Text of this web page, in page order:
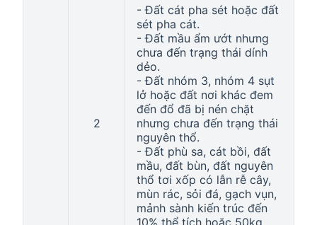
2
- Đất cát pha sét hoặc đất
sét pha cát.
- Đất mầu ẩm ướt nhưng
chưa đến trạng thái dính
dẻo.
- Đất nhóm 3, nhóm 4 sụt
lở hoặc đất nơi khác đem
đến đổ đã bị nén chặt
nhưng chưa đến trạng thái
nguyên thổ.
- Đất phù sa, cát bồi, đất
mầu, đất bùn, đất nguyên
thổ tơi xốp có lẫn rễ cây,
mùn rác, sỏi đá, gạch vụn,
mảnh sành kiến trúc đến
10% thể tích hoặc 50kg